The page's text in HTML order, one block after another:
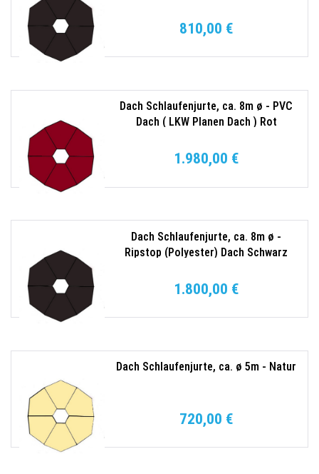
810,00 €
Dach Schlaufenjurte, ca. 8m ø - PVC
Dach ( LKW Planen Dach ) Rot
1.980,00 €
Dach Schlaufenjurte, ca. 8m ø -
Ripstop (Polyester) Dach Schwarz
1.800,00 €
Dach Schlaufenjurte, ca. ø 5m - Natur
720,00 €